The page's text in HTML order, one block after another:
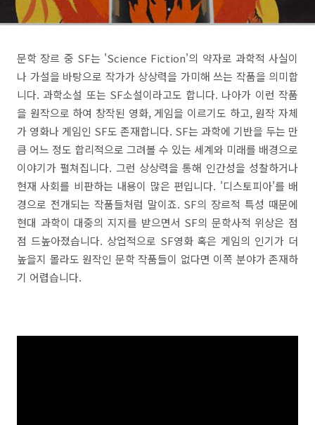
문학 장르 중 SF는 'Science Fiction'의 약자로 과학적 사실이
나 가설을 바탕으로 작가가 상상력을 가미해 쓰는 작품을 의미합
니다. 과학소설 또는 SF소설이라고도 합니다. 나아가 이런 작품
을 원작으로 하여 창작된 영화, 게임을 이르기도 하고, 원작 자체
가 영화나 게임인 SF도 존재합니다. SF는 과학에 기반을 두는 만
큼 어느 정도 합리적으로 그려볼 수 있는 세계와 미래를 배경으로
이야기가 펼쳐집니다. 그런 상상력을 통해 인간성을 성찰하거나
현재 사회를 비판하는 내용이 많은 편입니다. '디스토피아'를 배
경으로 전개되는 작품들처럼 말이죠. SF의 장르적 특성 때문에
현대 과학이 대중의 지지를 받으면서 SF의 문학사적 위상은 점
점 드높아졌습니다. 상업적으로 SF영화 혹은 게임의 인기가 더
높을지 몰라도 원작인 문학 작품들이 없다면 이쪽 분야가 존재하
기 어렵습니다.